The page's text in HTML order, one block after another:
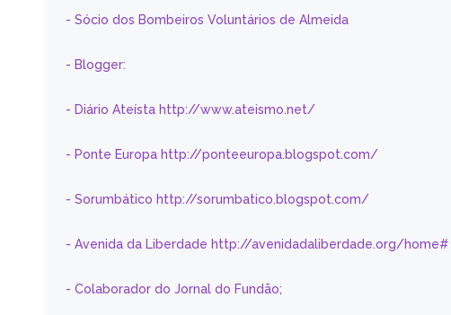
- Sócio dos Bombeiros Voluntários de Almeida
- Blogger:
- Diário Ateísta http://www.ateismo.net/
- Ponte Europa http://ponteeuropa.blogspot.com/
- Sorumbático http://sorumbatico.blogspot.com/
- Avenida da Liberdade http://avenidadaliberdade.org/home#
- Colaborador do Jornal do Fundão;